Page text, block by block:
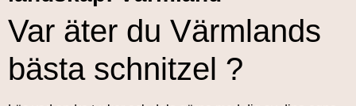
Var äter du Värmlands
bästa schnitzel ?